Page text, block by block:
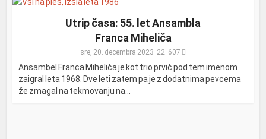
Utrip časa: 55. let Ansambla
Franca Miheliča
sre, 20. decembra 2023 607
Ansambel Franca Miheliča je kot trio prvič pod tem imenom
zaigral leta 1968. Dve leti zatem pa je z dodatnima pevcema
že zmagal na tekmovanju na...